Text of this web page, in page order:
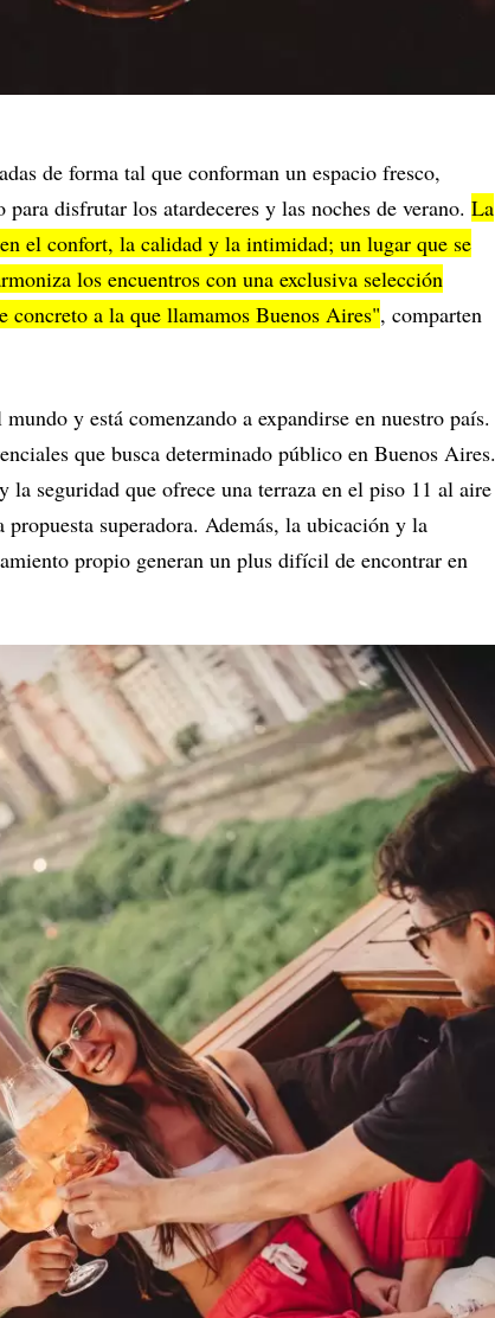
de forma tal que conforman un espacio fresco,
disfrutar los atardeceres y las noches de verano. La
el confort, la calidad y la intimidad; un lugar que se
los encuentros con una exclusiva selección
concreto a la que llamamos Buenos Aires", comparten
y está comenzando a expandirse en nuestro país.
que busca determinado público en Buenos Aires.
seguridad que ofrece una terraza en el piso 11 al aire
superadora. Además, la ubicación y la
propio generan un plus difícil de encontrar en